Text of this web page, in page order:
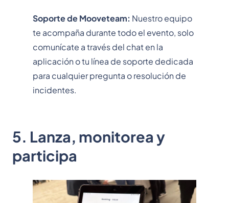
Soporte de Mooveteam: Nuestro equipo
te acompaña durante todo el evento, solo
comunícate a través del chat en la
aplicación o tu línea de soporte dedicada
para cualquier pregunta o resolución de
incidentes.
5. Lanza, monitorea y
participa